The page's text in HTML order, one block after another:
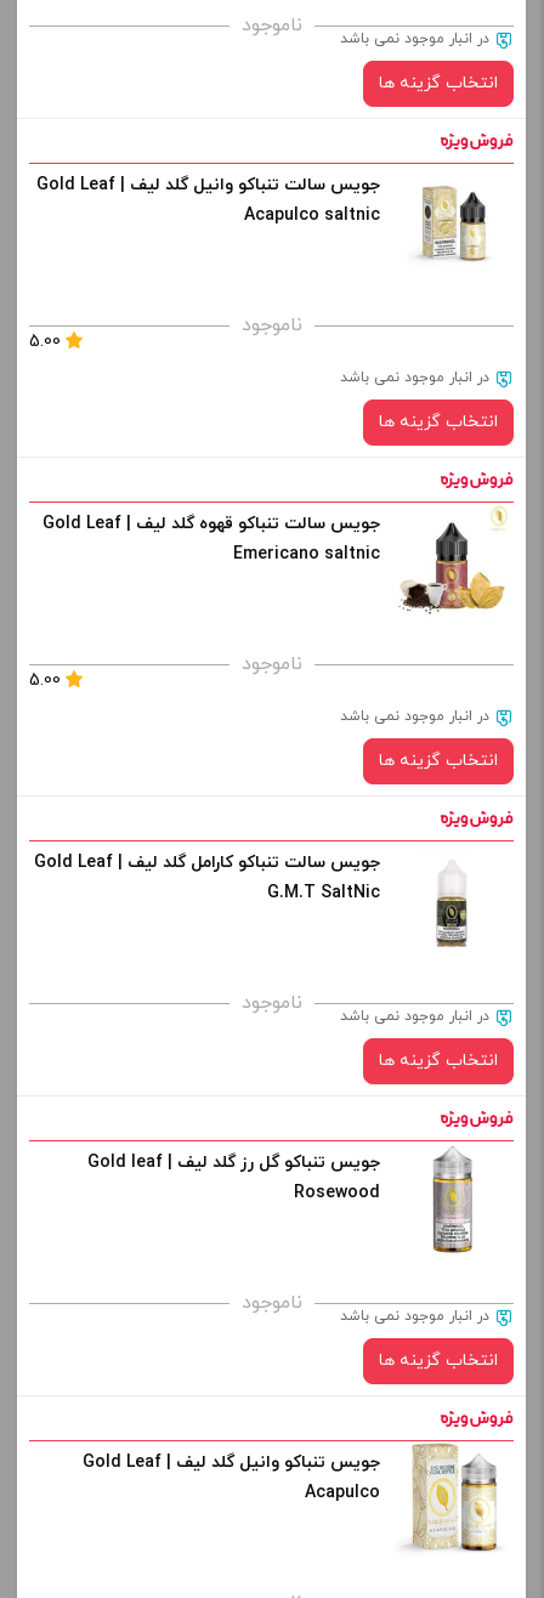
برای فعال شدن سبد خرید و نمایش قیمت ، گزینه های محصول را
از کادر بالا انتخاب کنید.
+
افزودن به سبد خرید
ناموجود در انبار موجود نمی باشد
انتخاب گزینه ها
نیکوتین:
برای فعال شدن سبد خرید و نمایش قیمت ، گزینه های محصول را
+
جویس سالت تنباکو وانیل گلد لیف | Gold Leaf
Acapulco saltnic
ناموجود
5.00
در انبار موجود نمی باشد
انتخاب گزینه ها
نیکوتین:
برای فعال شدن سبد خرید و نمایش قیمت ، گزینه های محصول را
+
جویس سالت تنباکو قهوه گلد لیف | Gold Leaf
Emericano saltnic
ناموجود
5.00
در انبار موجود نمی باشد
انتخاب گزینه ها
نیکوتین:
برای فعال شدن سبد خرید و نمایش قیمت ، گزینه های محصول را
از کادر بالا انتخاب کنید.
+
افزودن به سبد خرید
جویس سالت تنباکو کارامل گلد لیف | Gold Leaf
G.M.T SaltNic
ناموجود در انبار موجود نمی باشد
انتخاب گزینه ها
نیکوتین:
برای فعال شدن سبد خرید و نمایش قیمت ، گزینه های محصول را
از کادر بالا انتخاب کنید.
+
افزودن به سبد خرید
جویس تنباکو گل رز گلد لیف | Gold leaf
Rosewood
ناموجود در انبار موجود نمی باشد
انتخاب گزینه ها
نیکوتین:
برای فعال شدن سبد خرید و نمایش قیمت ، گزینه های محصول را
جویس تنباکو وانیل گلد لیف | Gold Leaf
Acapulco